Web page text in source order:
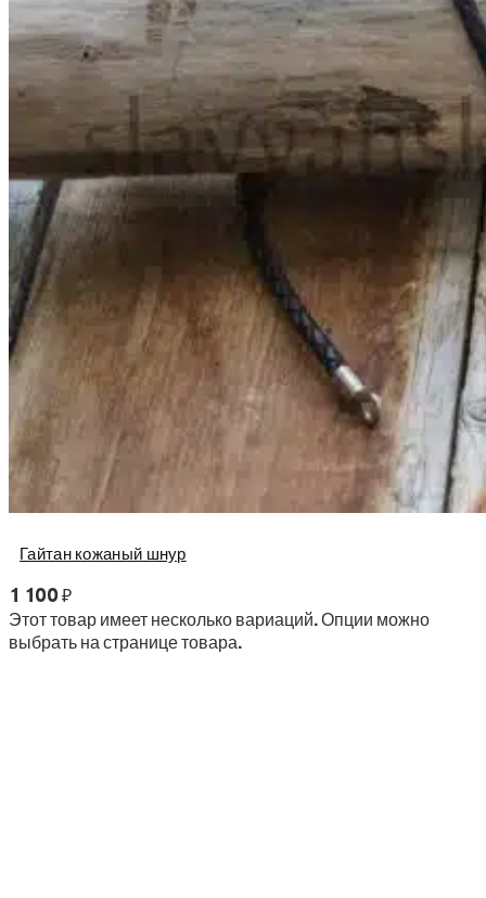
Гайтан кожаный шнур
1 100₽
Этот товар имеет несколько вариаций. Опции можно
выбрать на странице товара.